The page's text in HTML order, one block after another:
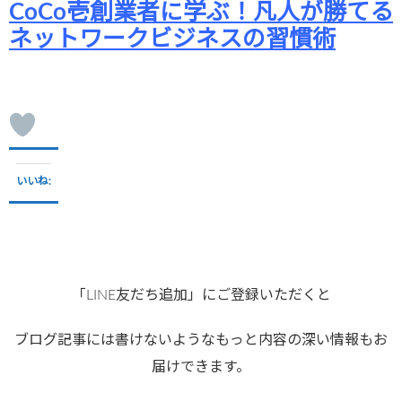
CoCo壱創業者に学ぶ！凡人が勝てる
ネットワークビジネスの習慣術
いいね:
「LINE友だち追加」にご登録いただくと
ブログ記事には書けないようなもっと内容の深い情報もお
届けできます。